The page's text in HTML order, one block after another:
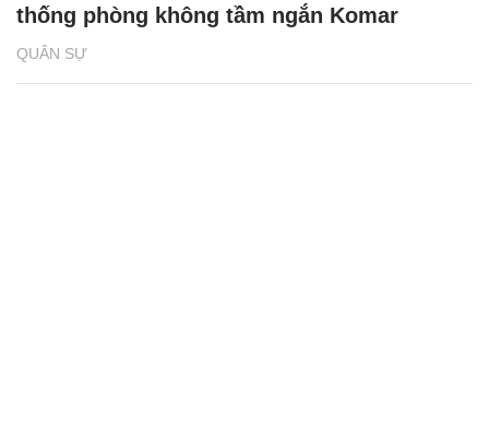
QUÂN SỰ
thống phòng không tầm ngắn Komar